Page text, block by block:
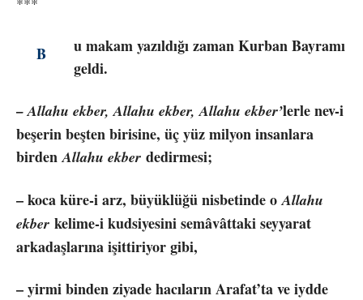
B
u makam yazıldığı zaman Kurban Bayramı
geldi.
– Allahu ekber, Allahu ekber, Allahu ekber’lerle nev-i
beşerin beşten birisine, üç yüz milyon insanlara
birdenAllahu ekber dedirmesi;
– koca küre-i arz, büyüklüğü nisbetinde oAllahu
ekber kelime-i kudsiyesini semâvâttaki seyyarat
arkadaşlarına işittiriyor gibi,
– yirmi binden ziyade hacıların Arafat’ta ve iydde